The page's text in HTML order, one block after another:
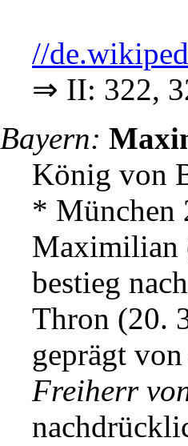
//
⇒ II: 322,
Bayern:
König von
* München
Maximilian
bestieg
Thron (20.
geprägt
Freiherr